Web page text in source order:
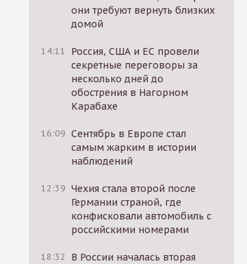
они требуют вернуть близких
домой
14:11
Россия, США и ЕС провели
секретные переговоры за
несколько дней до
обострения в Нагорном
Карабахе
16:09 Сентябрь в Европе стал
самым жарким в истории
наблюдений
12:39 Чехия стала второй после
Германии страной, где
конфисковали автомобиль с
российскими номерами
18:32
В России началась вторая